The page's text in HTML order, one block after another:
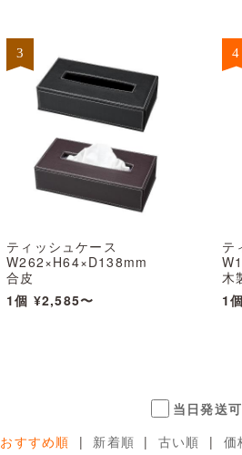
ティッシュケース
W262×H64×D138mm
合皮
TC-80(大) えいむ(Aim)
1個 ¥2,585〜
テ
木
1個
当日発送
おすすめ順 | 新着順 | 古い順 | 価